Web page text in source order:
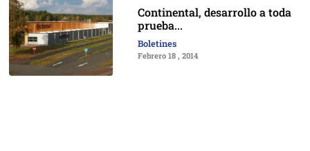
Continental, desarrollo a toda
prueba...
Boletines
Febrero 18 , 2014